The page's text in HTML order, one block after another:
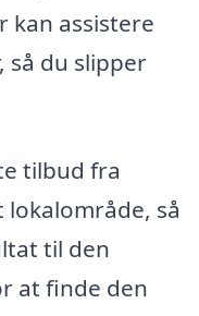
kan assistere
så du slipper
tilbud fra
så
til den
at finde den